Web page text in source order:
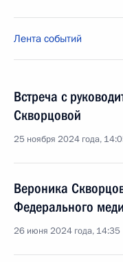
Лента событий
Встреча с
Скворцовой
25 ноября 2024 года,
Вероника
Федерального
26 июня 2024 года, 14:35